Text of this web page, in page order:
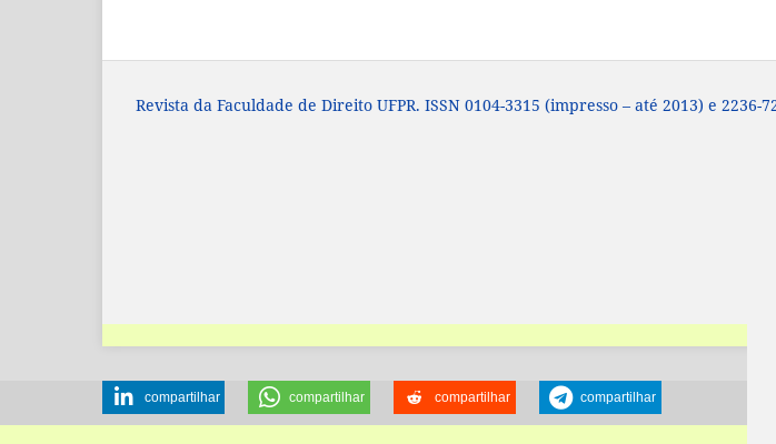
Revista da Faculdade de Direito UFPR. ISSN 0104-3315 (impresso – até 2013) e 2236-
compartilhar compartilhar compartilhar compartilhar